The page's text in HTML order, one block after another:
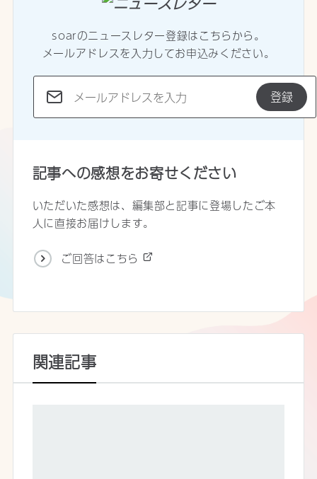
soarのニュースレター登録はこちらから。
メールアドレスを入力してお申込みください。
登録
記事への感想をお寄せください
いただいた感想は、編集部と記事に登場したご本
人に直接お届けします。
ご回答はこちら
関連記事